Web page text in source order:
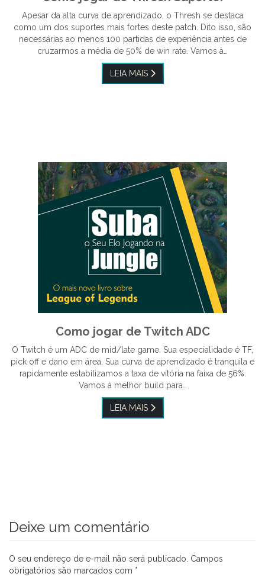
Apesar da alta curva de aprendizado, o Thresh se destaca
como um dos suportes mais fortes deste patch. Dito isso, são
necessárias ao menos 100 partidas de experiência antes de
cruzarmos a média de 50% de win rate. Vamos à…
LEIA MAIS
Como jogar de Twitch ADC
O Twitch é um ADC de mid/late game. Sua especialidade é TF,
pick off e dano em área. Sua curva de aprendizado é tranquila e
rapidamente estabilizamos a taxa de vitória na faixa de 56%.
Vamos à melhor build para…
LEIA MAIS
Deixe um comentário
O seu endereço de e-mail não será publicado. Campos
obrigatórios são marcados com *